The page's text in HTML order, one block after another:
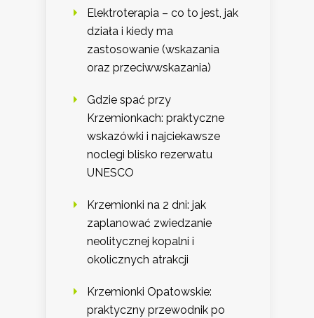
Elektroterapia – co to jest, jak
działa i kiedy ma
zastosowanie (wskazania
oraz przeciwwskazania)
Gdzie spać przy
Krzemionkach: praktyczne
wskazówki i najciekawsze
noclegi blisko rezerwatu
UNESCO
Krzemionki na 2 dni: jak
zaplanować zwiedzanie
neolitycznej kopalni i
okolicznych atrakcji
Krzemionki Opatowskie:
praktyczny przewodnik po